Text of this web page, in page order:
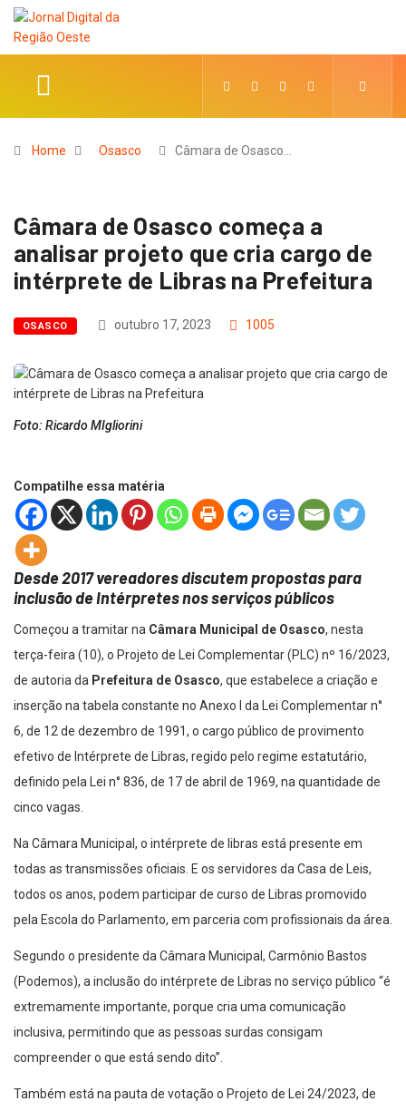
Home Osasco Câmara de Osasco…
Câmara de Osasco começa a
analisar projeto que cria cargo de
intérprete de Libras na Prefeitura
OSASCO outubro 17, 2023 1005
Foto: Ricardo MIgliorini
Compatilhe essa matéria
Desde 2017 vereadores discutem propostas para
inclusão de Intérpretes nos serviços públicos
Começou a tramitar na Câmara Municipal de Osasco, nesta
terça-feira (10), o Projeto de Lei Complementar (PLC) nº 16/2023,
de autoria da Prefeitura de Osasco, que estabelece a criação e
inserção na tabela constante no Anexo I da Lei Complementar n°
6, de 12 de dezembro de 1991, o cargo público de provimento
efetivo de Intérprete de Libras, regido pelo regime estatutário,
definido pela Lei n° 836, de 17 de abril de 1969, na quantidade de
cinco vagas.
Na Câmara Municipal, o intérprete de libras está presente em
todas as transmissões oficiais. E os servidores da Casa de Leis,
todos os anos, podem participar de curso de Libras promovido
pela Escola do Parlamento, em parceria com profissionais da área.
Segundo o presidente da Câmara Municipal, Carmônio Bastos
(Podemos), a inclusão do intérprete de Libras no serviço público “é
extremamente importante, porque cria uma comunicação
inclusiva, permitindo que as pessoas surdas consigam
compreender o que está sendo dito”.
Também está na pauta de votação o Projeto de Lei 24/2023, de